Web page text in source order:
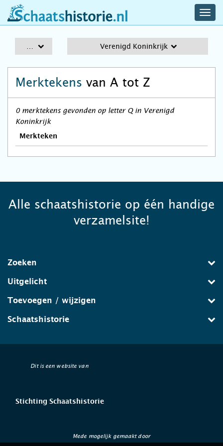
schaatshistorie.nl
Verenigd Koninkrijk
Merktekens van A tot Z
0 merktekens gevonden op letter Q in Verenigd
Koninkrijk
Merkteken
Alle schaatshistorie op één handige
verzamelsite!
Zoeken
Uitgelicht
Toevoegen / wijzigen
Schaatshistorie
Dit is een website van
Stichting Schaatshistorie
Mede mogelijk gemaakt door